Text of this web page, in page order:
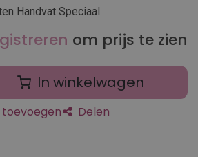
Handvat Speciaal
om prijs te zien
In winkelwagen
Delen